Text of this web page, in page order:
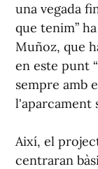
una vegada
que tenim”
Muñoz, que
en este punt
sempre amb
l'aparcament
Així, el
centraran